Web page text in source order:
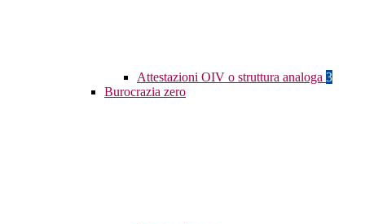
Attestazioni OIV o struttura analoga 3
Burocrazia zero